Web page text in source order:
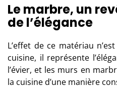
Le marbre, un
de l’élégance
L’effet de ce matériau
cuisine, il représente
l’évier, et les murs en
la cuisine d’une manière